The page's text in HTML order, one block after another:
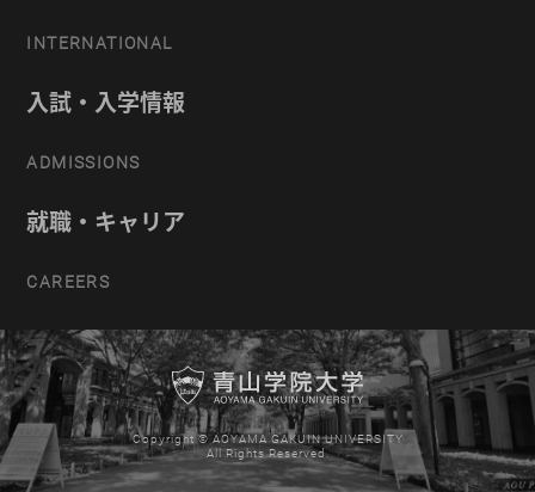
INTERNATIONAL
入試・入学情報
ADMISSIONS
就職・キャリア
CAREERS
Copyright © AOYAMA GAKUIN UNIVERSITY
All Rights Reserved.